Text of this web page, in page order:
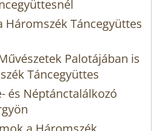
Háromszék Táncegyüttes
Palotájában is
Táncegyüttes
és Néptánctalálkozó